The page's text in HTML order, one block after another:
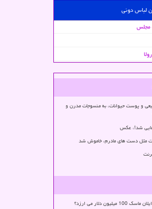
لباس دونی
مجلس
و پوست حیوانات، به منسوجات مدرن و
شد!، عکس
مثل دست های مادرم، خاموش شد
دلار می ارزد؟